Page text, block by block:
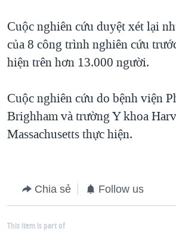
Cuộc nghiên cứu duyệt xét lại
của 8 công trình nghiên cứu
hiện trên hơn 13.000 người.
Cuộc nghiên cứu do bệnh viện
Brighham và trường Y khoa
Massachusetts thực hiện.
Chia sẻ Follow us
This item is part of